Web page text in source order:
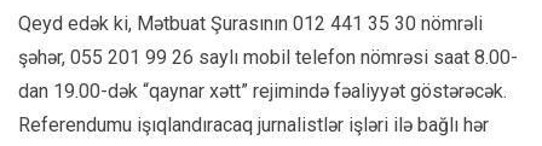
Qeyd edək ki, Mətbuat Şurasının 012 441 35 30 nömrəli
şəhər, 055 201 99 26 saylı mobil telefon nömrəsi saat 8.00-
dan 19.00-dək “qaynar xətt” rejimində fəaliyyət göstərəcək.
Referendumu işıqlandıracaq jurnalistlər işləri ilə bağlı hər